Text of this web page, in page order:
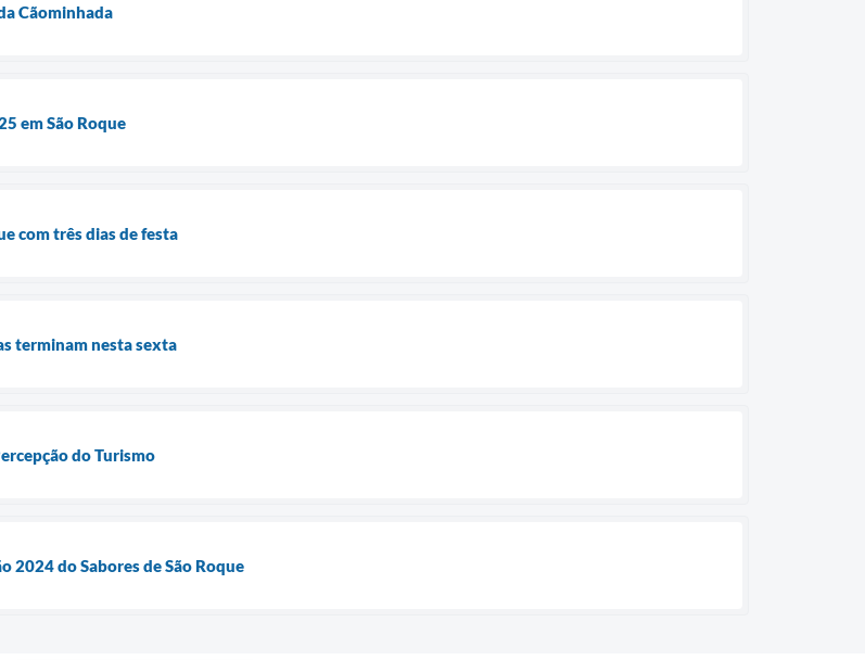
Cãominhada
em São Roque
com três dias de festa
terminam nesta sexta
do Turismo
2024 do Sabores de São Roque